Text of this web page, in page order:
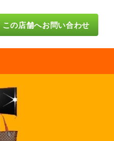
この店舗へお問い合わせ